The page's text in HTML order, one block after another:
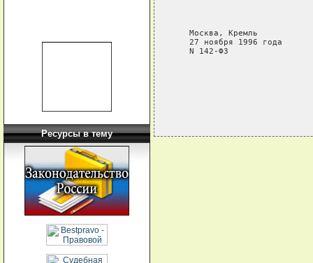
Ресурсы в тему
   Москва, Кремль
   27 ноября 1996 года
   N 142-ФЗ